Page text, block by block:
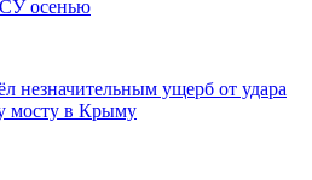
осенью
незначительным ущерб от удара
мосту в Крыму